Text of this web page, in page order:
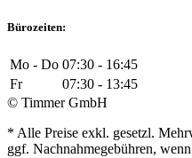
Bürozeiten:
Mo - Do 07:30 - 16:45
Fr
07:30 - 13:45
© Timmer GmbH
* Alle Preise exkl. gesetzl.
ggf. Nachnahmegebühren,